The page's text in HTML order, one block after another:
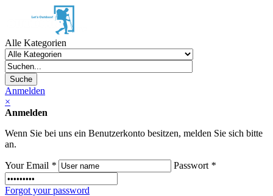
Alle Kategorien
Suche
Anmelden
×
Anmelden
Wenn Sie bei uns ein Benutzerkonto besitzen, melden Sie sich bitte
an.
Your Email * Passwort *
Forgot your password